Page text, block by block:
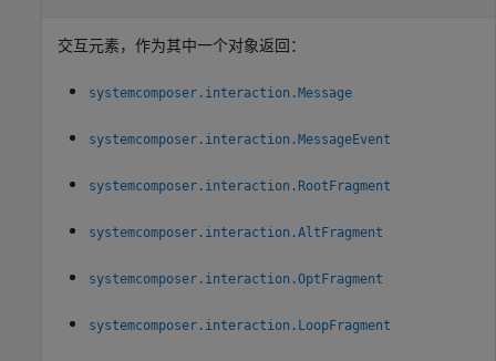
交互元素，作为其中一个对象返回：
systemcomposer.interaction.Message
systemcomposer.interaction.MessageEvent
systemcomposer.interaction.RootFragment
systemcomposer.interaction.AltFragment
systemcomposer.interaction.OptFragment
systemcomposer.interaction.LoopFragment